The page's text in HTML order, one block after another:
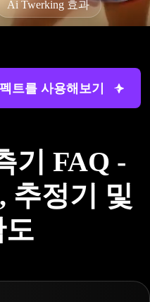
Ai Twerking 효과
트를 사용해보기
기 FAQ -
추정기 및
도